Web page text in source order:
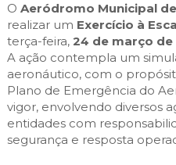
MOBILIDADE
INVESTIR EM CASCAIS
SERVIÇOS
MAPA DO PORTAL
O Aeródromo Municipal
realizar um Exercício à
terça-feira, 24 de março de
A ação contempla um
aeronáutico, com o
Plano de Emergência do
vigor, envolvendo diversos
entidades com
segurança e resposta